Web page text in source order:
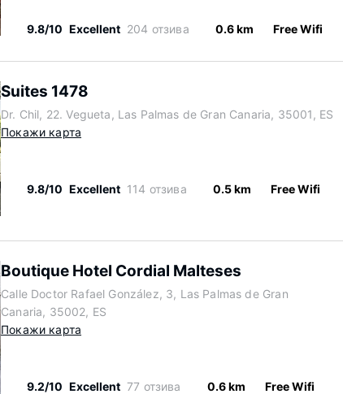
9.8/10 Excellent 204 отзива 0.6 km Free Wifi
Suites 1478
Dr. Chil, 22. Vegueta, Las Palmas de Gran Canaria, 35001, ES
Покажи карта
9.8/10 Excellent 114 отзива 0.5 km Free Wifi
Boutique Hotel Cordial Malteses
Calle Doctor Rafael González, 3, Las Palmas de Gran
Canaria, 35002, ES
Покажи карта
9.2/10 Excellent 77 отзива 0.6 km Free Wifi